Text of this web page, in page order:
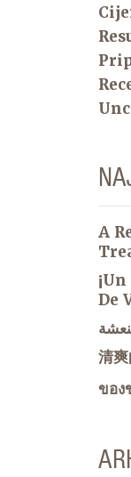
A
De
清爽
ของ